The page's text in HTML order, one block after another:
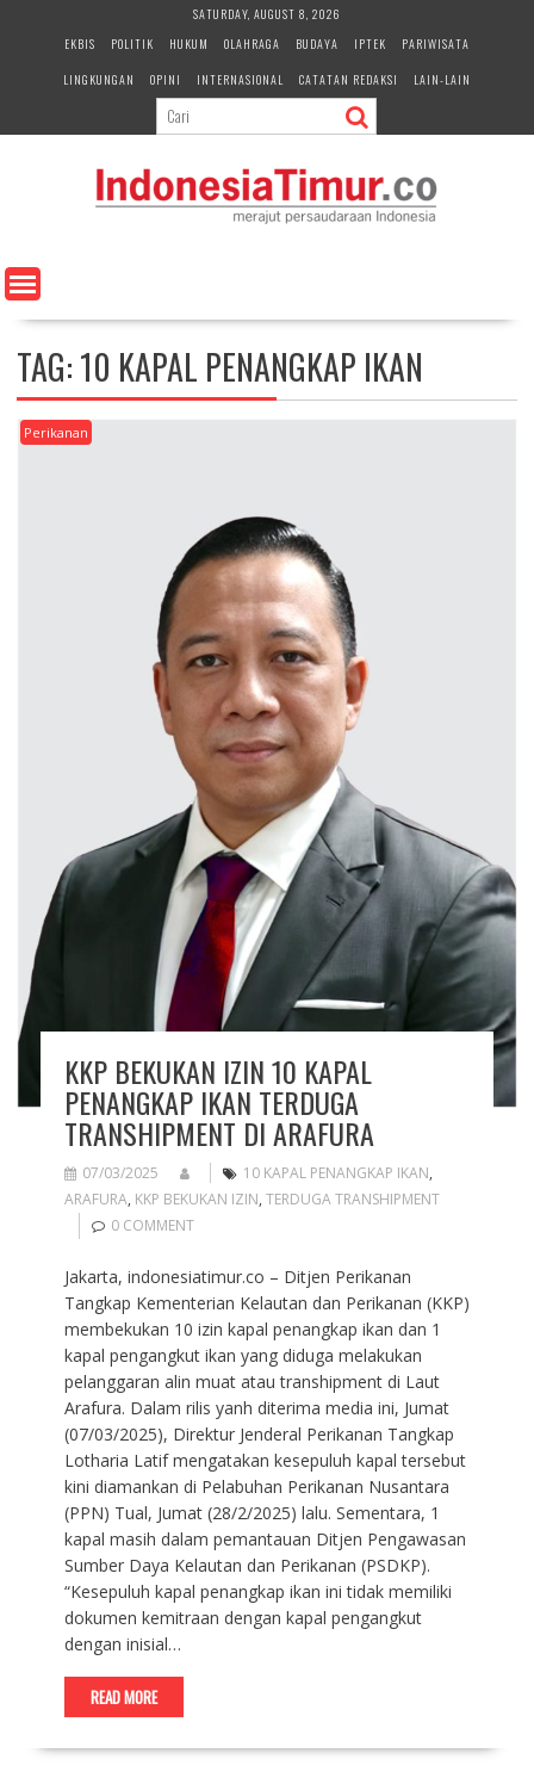
e
n
SATURDAY, AUGUST 8, 2026
EKBIS
POLITIK HUKUM OLAHRAGA BUDAYA IPTEK
PARIWISATA
LINGKUNGAN
OPINI INTERNASIONAL CATATAN REDAKSI LAIN-LAIN
TAG:10 KAPAL PENANGKAP IKAN
Perikanan
KKP BEKUKAN IZIN 10 KAPAL
PENANGKAP IKAN TERDUGA
TRANSHIPMENT DI ARAFURA
07/03/2025 10 KAPAL PENANGKAP IKAN,
ARAFURA, KKP BEKUKAN IZIN, TERDUGA TRANSHIPMENT
0 COMMENT
Jakarta, indonesiatimur.co – Ditjen Perikanan
Tangkap Kementerian Kelautan dan Perikanan (KKP)
membekukan 10 izin kapal penangkap ikan dan 1
kapal pengangkut ikan yang diduga melakukan
pelanggaran alin muat atau transhipment di Laut
Arafura. Dalam rilis yanh diterima media ini, Jumat
(07/03/2025), Direktur Jenderal Perikanan Tangkap
Lotharia Latif mengatakan kesepuluh kapal tersebut
kini diamankan di Pelabuhan Perikanan Nusantara
(PPN) Tual, Jumat (28/2/2025) lalu. Sementara, 1
kapal masih dalam pemantauan Ditjen Pengawasan
Sumber Daya Kelautan dan Perikanan (PSDKP).
“Kesepuluh kapal penangkap ikan ini tidak memiliki
dokumen kemitraan dengan kapal pengangkut
dengan inisial…
READ MORE